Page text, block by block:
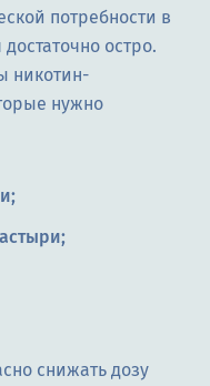
потребности в
остро.
никотин-
нужно
снижать дозу